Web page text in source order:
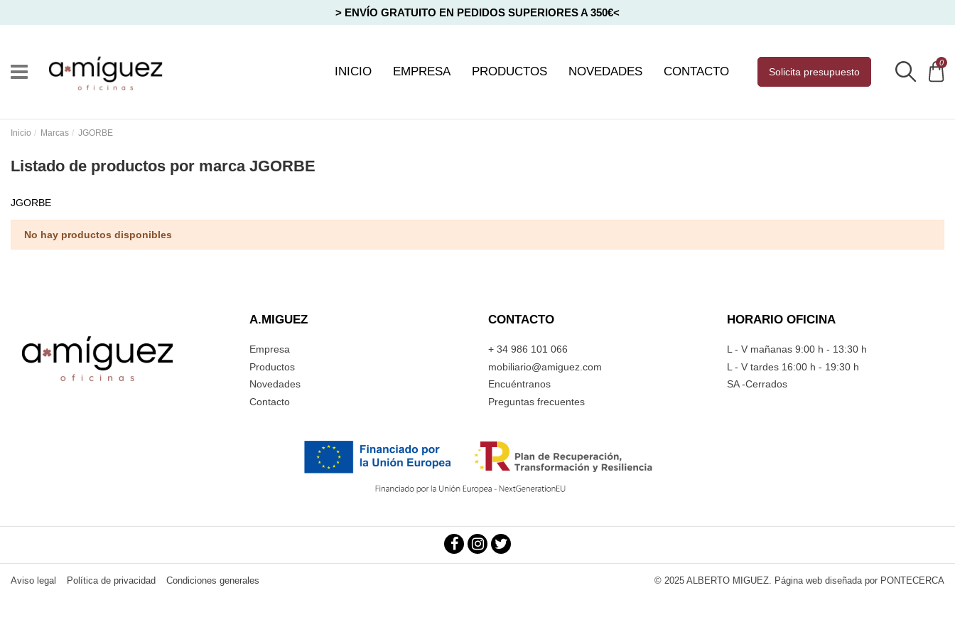
> ENVÍO GRATUITO EN PEDIDOS SUPERIORES A 350€<
INICIO EMPRESA PRODUCTOS NOVEDADES CONTACTO solicita presupuesto
0
Inicio Marcas JGORBE
Listado de productos por marca JGORBE
JGORBE
No hay productos disponibles
A.MIGUEZ
Empresa
Productos
Novedades
Contacto
CONTACTO
+ 34 986 101 066
mobiliario@amiguez.com
Encuéntranos
Preguntas frecuentes
HORARIO OFICINA
L - V mañanas 9:00 h - 13:30 h
L - V tardes 16:00 h - 19:30 h
SA -Cerrados
Aviso legal Política de privacidad Condiciones generales © 2025 ALBERTO MIGUEZ. Página web diseñada por PONTECERCA